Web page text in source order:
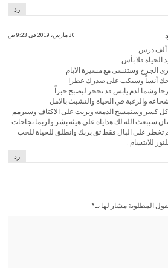
رد
30 مارس، 2019 في 9:23 ص
ألف درس
فلا بأس
الجرح وستنسى مع مسيرة الايام
أنساً وسيكب على صدرك عطرا
وشما لدم يابس قد تحجر ليصبح حبراً
والرغبة في الحياة والتشبث بالامل
كل كسر وستمسح الدمعه ويربت على الاكتاف وسيرمم
سيبعث الله لك هداياه على هيئة بشر ولربما نجاحات
تخطر على البال فقط ثق بربك وانطلق للحياة للحب
للابتسام .
رد
المطلوبة مشار لها بـ*